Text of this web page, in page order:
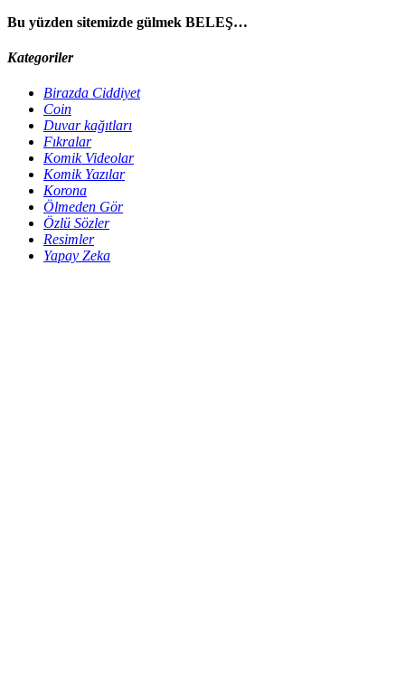
Bu yüzden sitemizde gülmek BELEŞ…
Kategoriler
Birazda Ciddiyet
Coin
Duvar kağıtları
Fıkralar
Komik Videolar
Komik Yazılar
Korona
Ölmeden Gör
Özlü Sözler
Resimler
Yapay Zeka